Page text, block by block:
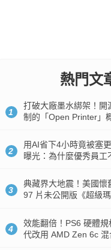
熱門文
1
打破大廠墨水綁架！開
制的「Open Printer」
2
用AI省下4小時竟被塞
曝光：為什麼優秀員工
3
典藏界大地震！美國懷
97 片未公開版《超級
4
效能翻倍！PS6 硬體
代改用 AMD Zen 6c